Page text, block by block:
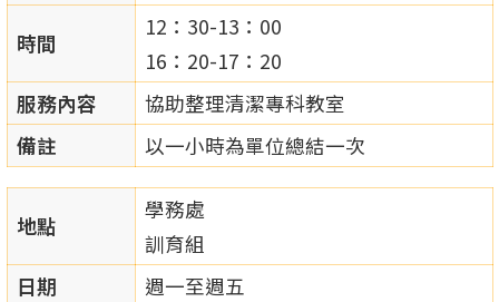
時間
12：30-13：00
16：20-17：20
服務內容
協助整理清潔專科教室
備註
以一小時為單位總結一次
地點
學務處
訓育組
日期
週一至週五